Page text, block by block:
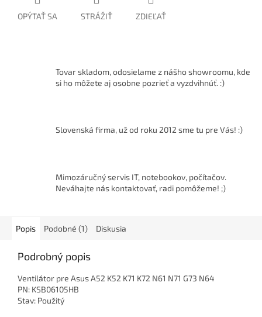
OPÝTAŤ SA STRÁŽIŤ ZDIEĽAŤ
Tovar skladom, odosielame z nášho showroomu, kde
si ho môžete aj osobne pozrieť a vyzdvihnúť. :)
Slovenská firma, už od roku 2012 sme tu pre Vás! :)
Mimozáručný servis IT, notebookov, počítačov.
Neváhajte nás kontaktovať, radi pomôžeme! ;)
Popis Podobné (1) Diskusia
Podrobný popis
Ventilátor pre Asus A52 K52 K71 K72 N61 N71 G73 N64
PN: KSB06105HB
Stav: Použitý